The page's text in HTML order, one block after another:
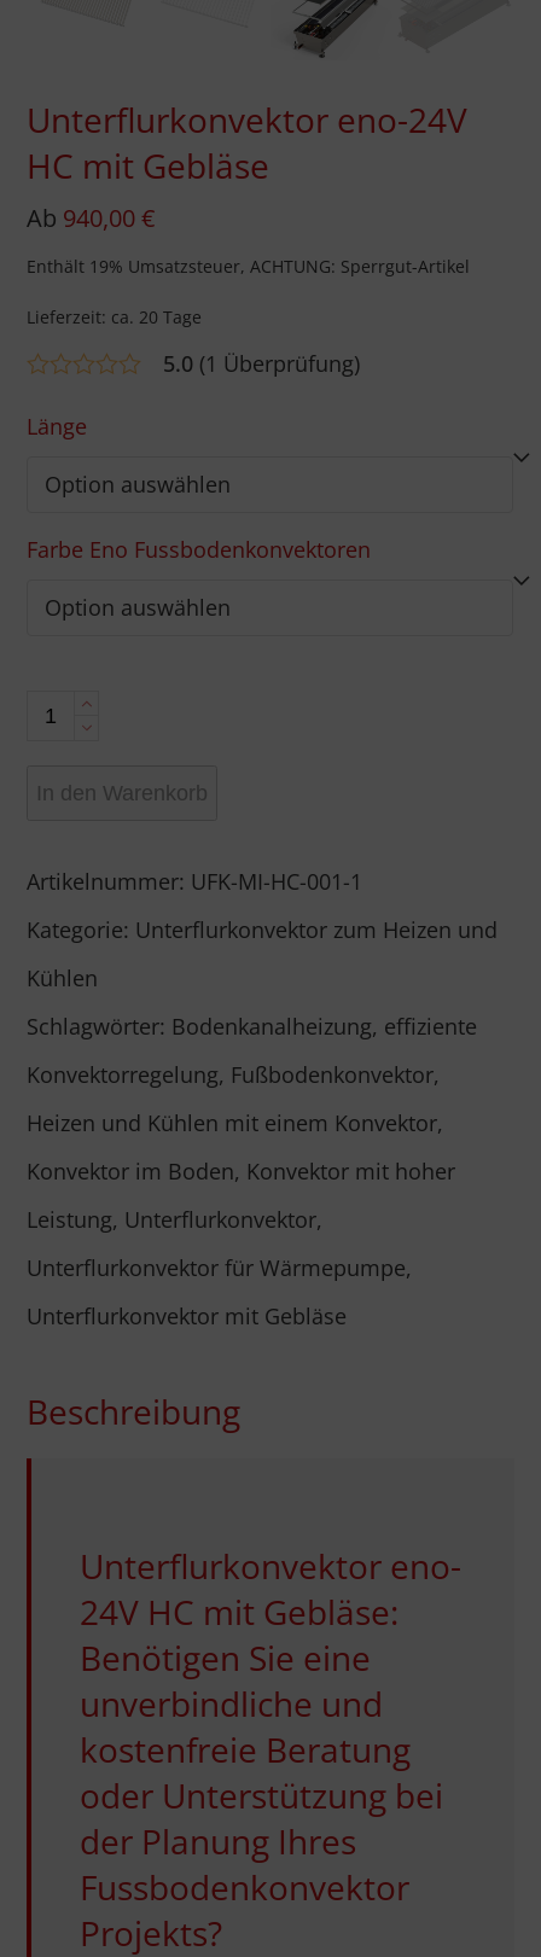
Unterflurkonvektor eno-24V
HC mit Gebläse
Ab 940,00€
Enthält 19% Umsatzsteuer, ACHTUNG: Sperrgut-Artikel
Lieferzeit: ca. 20 Tage
5.00von 5,
basierend
1
Kundenbewertung
5.0 (1 Überprüfung)
Länge
Farbe Eno Fussbodenkonvektoren
Unterflurkonvektor
24V
In den Warenkorb
Artikelnummer: UFK-MI-HC-001-1
Kategorie: Unterflurkonvektor zum Heizen und
Kühlen
Schlagwörter: Bodenkanalheizung, effiziente
Konvektorregelung, Fußbodenkonvektor,
Heizen und Kühlen mit einem Konvektor,
Konvektor im Boden, Konvektor mit hoher
Leistung, Unterflurkonvektor,
Unterflurkonvektor für Wärmepumpe,
Unterflurkonvektor mit Gebläse
Beschreibung
Unterflurkonvektor eno-
24V HC mit Gebläse:
Benötigen Sie eine
unverbindliche und
kostenfreie Beratung
oder Unterstützung bei
der Planung Ihres
Fussbodenkonvektor
Projekts?